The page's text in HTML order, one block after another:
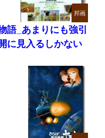
邦画
語_あまりにも強引
に見入るしかない